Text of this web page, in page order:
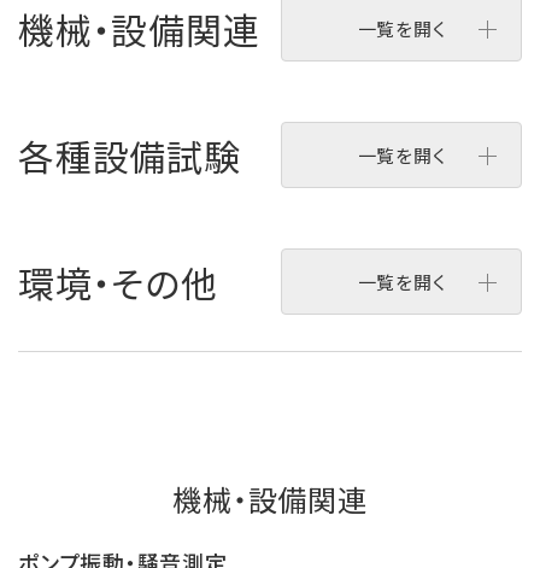
機械・設備関連 一覧を開く
各種設備試験 一覧を開く
環境・その他 一覧を開く
機械・設備関連